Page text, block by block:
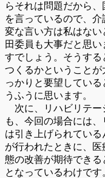
らそれは問題だから
を言っているので、
変な言い方は私はな
田委員も大事だと思
すでしょう。そうす
つくるかということ
っかりと要望してい
うふうに思います。
次に、リハビリテー
も、今回の場合には
は引き上げられてい
が行われたときに、
態の改善が期待でき
となっているわけで